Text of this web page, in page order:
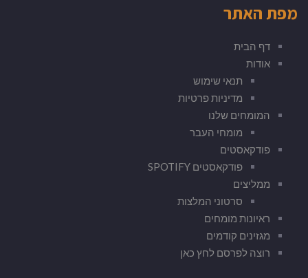
מפת האתר
דף הבית
אודות
תנאי שימוש
מדיניות פרטיות
המומחים שלנו
מומחי העבר
פודקאסטים
פודקאסטים SPOTIFY
ממליצים
סרטוני המלצות
ראיונות מומחים
מגזינים קודמים
רוצה לפרסם לחץ כאן